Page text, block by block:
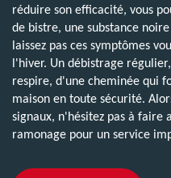
réduire son efficacité, vous
de bistre, une substance
laissez pas ces symptômes
l'hiver. Un débistrage
respire, d'une cheminée qui
maison en toute sécurité.
signaux, n'hésitez pas à faire
ramonage pour un service